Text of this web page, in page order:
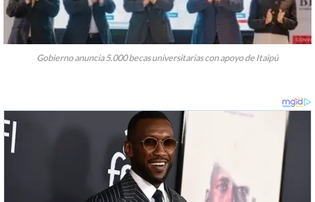
Gobierno anuncia 5.000 becas universitarias con apoyo de Itaipú